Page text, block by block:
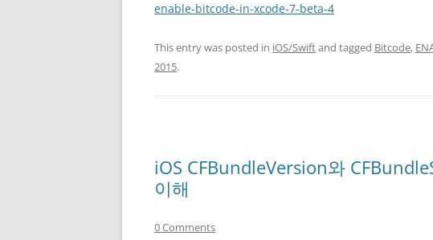
enable-bitcode-in-xcode-7-beta-4
This entry was posted in iOS/Swiftand tagged Bitcode,
2015.
iOS CFBundleVersion와
이해
0 Comments